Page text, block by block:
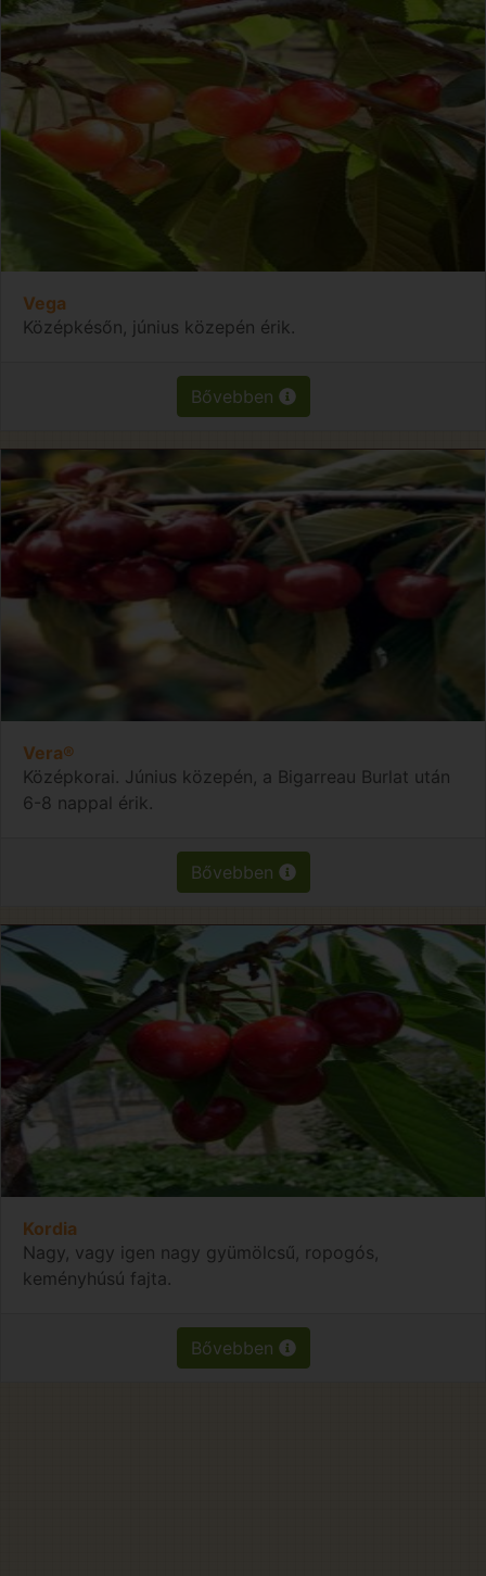
Vega
Középkésőn, június közepén érik.
Bővebben
Vera®
Középkorai. Június közepén, a Bigarreau Burlat után
6-8 nappal érik.
Bővebben
Kordia
Nagy, vagy igen nagy gyümölcsű, ropogós,
keményhúsú fajta.
Bővebben